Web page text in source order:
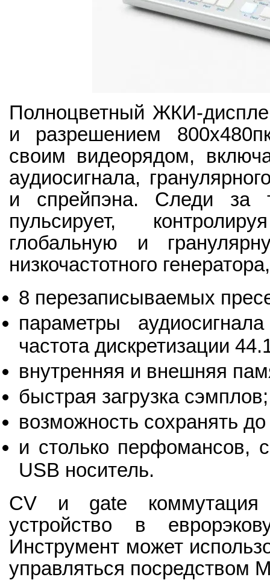
Полноцветный ЖКИ-
и разрешением
своим видеорядом,
аудиосигнала,
и спрейпэна. Следи за
пульсирует,
глобальную и
низкочастотного
8 перезаписываемых
параметры
частота дискретизации
внутренняя и внешняя
быстрая загрузка сэмплов;
возможность сохранять
и столько перфомансов,
USB носитель.
CV и gate коммутация
устройство в
Инструмент может
управляться посредством